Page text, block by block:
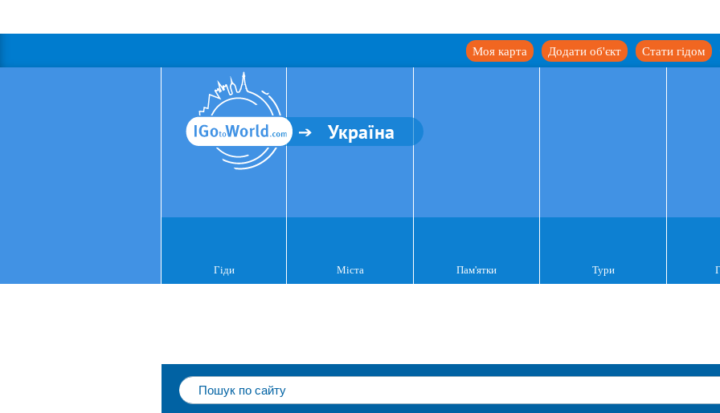
Стати гідом
Додати об'єкт
Моя карта
Україна
Гіди Міста Пам'ятки Тури